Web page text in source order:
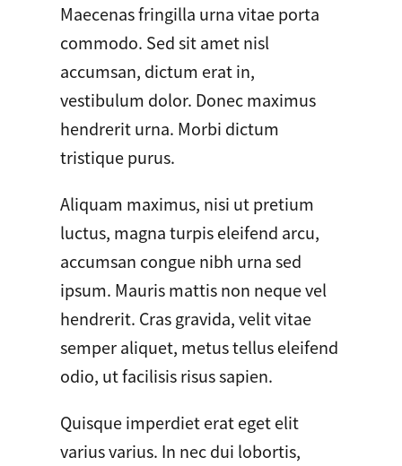
Maecenas fringilla urna vitae porta
commodo. Sed sit amet nisl
accumsan, dictum erat in,
vestibulum dolor. Donec maximus
hendrerit urna. Morbi dictum
tristique purus.
Aliquam maximus, nisi ut pretium
luctus, magna turpis eleifend arcu,
accumsan congue nibh urna sed
ipsum. Mauris mattis non neque vel
hendrerit. Cras gravida, velit vitae
semper aliquet, metus tellus eleifend
odio, ut facilisis risus sapien.
Quisque imperdiet erat eget elit
varius varius. In nec dui lobortis,